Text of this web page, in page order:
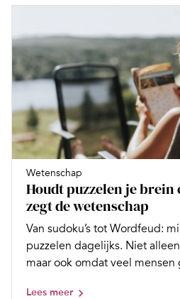
Wetenschap
Houdt puzzelen je
zegt de wetenschap
Van sudoku’s tot Wordfeud:
puzzelen dagelijks. Niet
maar ook omdat veel mensen
Lees meer